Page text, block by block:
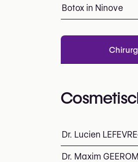
Botox in Ninove
Dr. Lucien LEFEVRE
Dr. Maxim